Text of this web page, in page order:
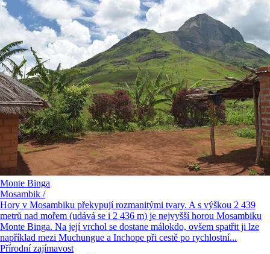
Monte Binga
Mosambik /
Hory v Mosambiku překypují rozmanitými tvary. A s výškou 2 439
metrů nad mořem (udává se i 2 436 m) je nejvyšší horou Mosambiku
Monte Binga. Na její vrchol se dostane málokdo, ovšem spatřit ji lze
například mezi Muchungue a Inchope při cestě po rychlostní...
Přírodní zajímavost